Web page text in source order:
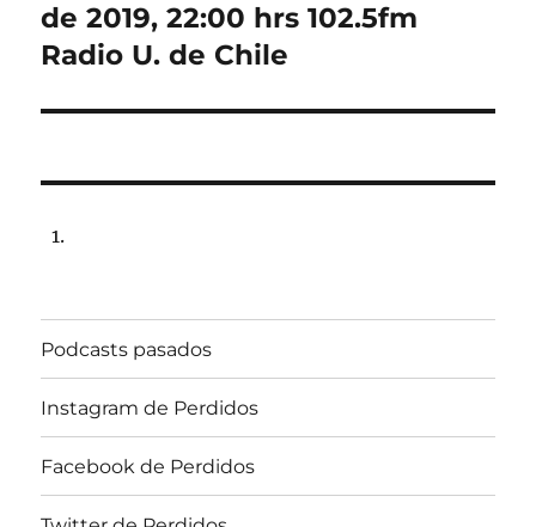
post:
de 2019, 22:00 hrs 102.5fm
Radio U. de Chile
Podcasts pasados
Instagram de Perdidos
Facebook de Perdidos